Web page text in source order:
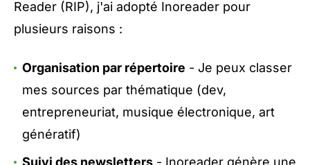
Reader (RIP), j'ai adopté Inoreader pour
plusieurs raisons :
Organisation par répertoire - Je peux classer
mes sources par thématique (dev,
entrepreneuriat, musique électronique, art
génératif)
Suivi des newsletters - Inoreader génère une